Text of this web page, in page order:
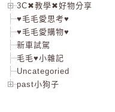
3C✖教學✖好物分享
♥毛毛愛思考♥
♥毛毛愛購物♥
新車試駕
毛毛♥小雜記
Uncategoried
past小狗子